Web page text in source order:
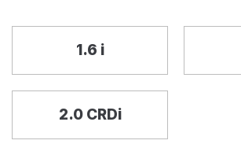
1.6 i
2.0 CRDi